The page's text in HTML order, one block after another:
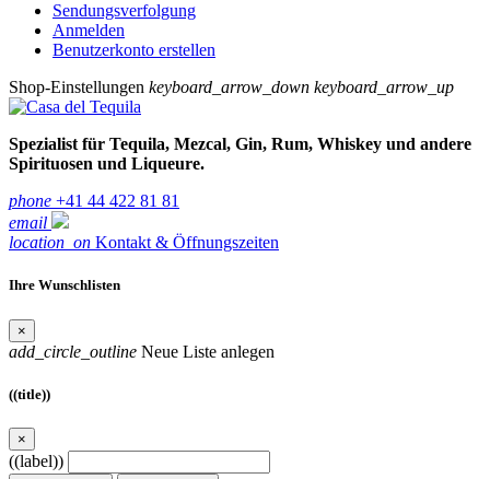
Sendungsverfolgung
Anmelden
Benutzerkonto erstellen
Shop-Einstellungen keyboard_arrow_down keyboard_arrow_up
Spezialist für Tequila, Mezcal, Gin, Rum, Whiskey und andere
Spirituosen und Liqueure.
phone +41 44 422 81 81
email
location_on Kontakt & Öffnungszeiten
Ihre Wunschlisten
×
add_circle_outline Neue Liste anlegen
((title))
×
((label))